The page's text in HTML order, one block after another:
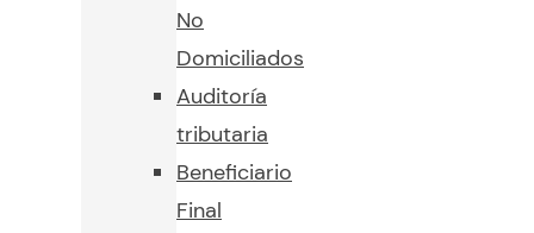
No
Domiciliados
Auditoría
tributaria
Beneficiario
Final